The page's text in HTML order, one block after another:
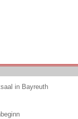
in Bayreuth